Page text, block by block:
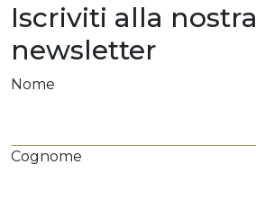
Iscriviti alla nostra
newsletter
Nome
Cognome